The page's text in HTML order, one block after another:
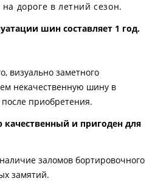
дороге в летний сезон.
шин составляет 1 год.
визуально заметного
некачественную шину в
приобретения.
качественный и пригоден для
заломов бортировочного
замятий.